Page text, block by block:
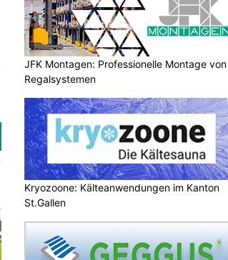
JFK Montagen: Professionelle Montage von
Regalsystemen
Kryozoone: Kälteanwendungen im Kanton
St.Gallen